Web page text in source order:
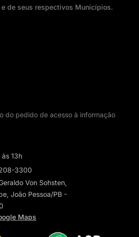
de seus respectivos Municípios.
do pedido de acesso à informação
13h
3300
Von Sohsten,
João Pessoa/PB -
Maps